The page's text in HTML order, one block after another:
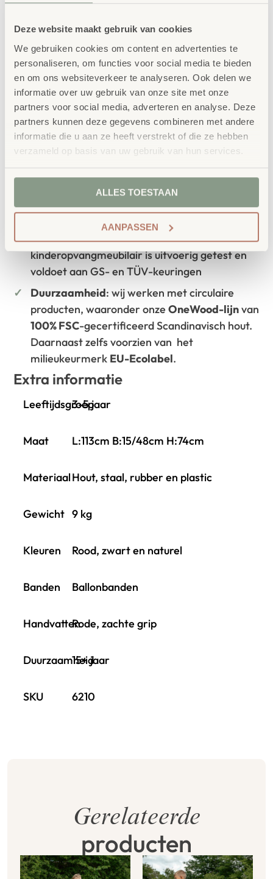
Deze website maakt gebruik van cookies
We gebruiken cookies om content en advertenties te
personaliseren, om functies voor social media te bieden
en om ons websiteverkeer te analyseren. Ook delen we
informatie over uw gebruik van onze site met onze
partners voor social media, adverteren en analyse. Deze
partners kunnen deze gegevens combineren met andere
informatie die u aan ze heeft verstrekt of die ze hebben
verzameld op basis van uw gebruik van hun services.
ALLES TOESTAAN
AANPASSEN
School Concept is de specialist in
onderwijsmeubilair. Wij geloven dat een
leeromgeving inspireert wanneer deze
aansluit bij de behoeften van kinderen én
leerkrachten.
Waarom School Concept?
: ieder project start vanuit uw idee
en onze ervaring
Kwaliteit: al ons school- en
kinderopvangmeubilair is uitvoerig getest en
voldoet aan GS- en TÜV-keuringen
Duurzaamheid: wij werken met circulaire
producten, waaronder onzeOneWood-lijnvan
100% FSC-gecertificeerd Scandinavisch hout.
Daarnaast zelfs voorzien van het
milieukeurmerk EU-Ecolabel.
Extra informatie
Leeftijdsgroep
3-5 jaar
Maat L:113cm B:15/48cm H:74cm
MateriaalHout, staal, rubber en plastic
Gewicht 9 kg
Kleuren Rood, zwart en naturel
Banden Ballonbanden
HandvattenRode, zachte grip
Duurzaamheid
15+ jaar
SKU 6210
Gerelateerde
producten